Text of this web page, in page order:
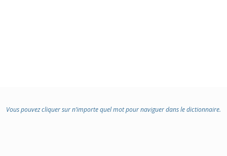
Vous pouvez cliquer sur n’importe quel mot pour naviguer dans le dictionnaire.